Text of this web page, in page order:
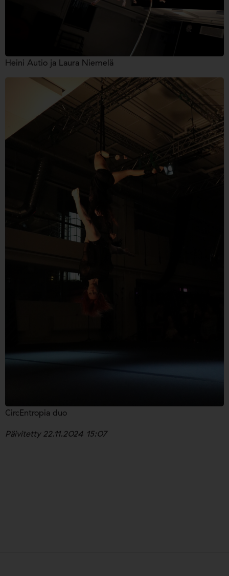
Heini Autio ja Laura Niemelä
CircEntropia duo
Päivitetty 22.11.2024 15:07